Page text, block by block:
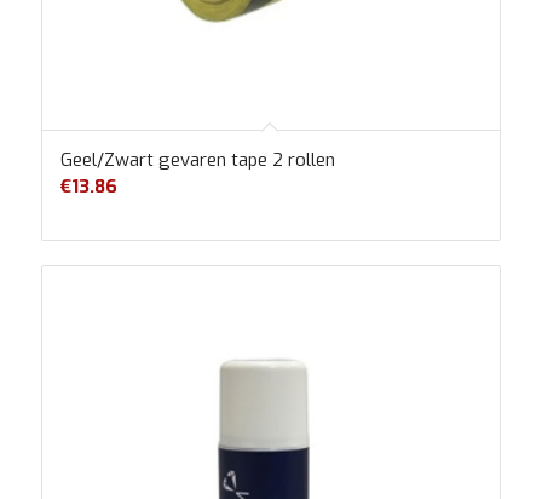
Geel/Zwart gevaren tape 2 rollen
€13.86